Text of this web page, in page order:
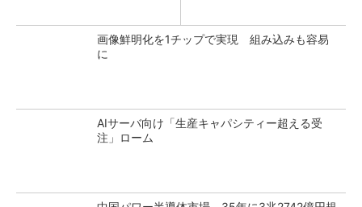
画像鮮明化を1チップで実現 組み込みも容易
に
AIサーバ向け「生産キャパシティー超える受
注」ローム